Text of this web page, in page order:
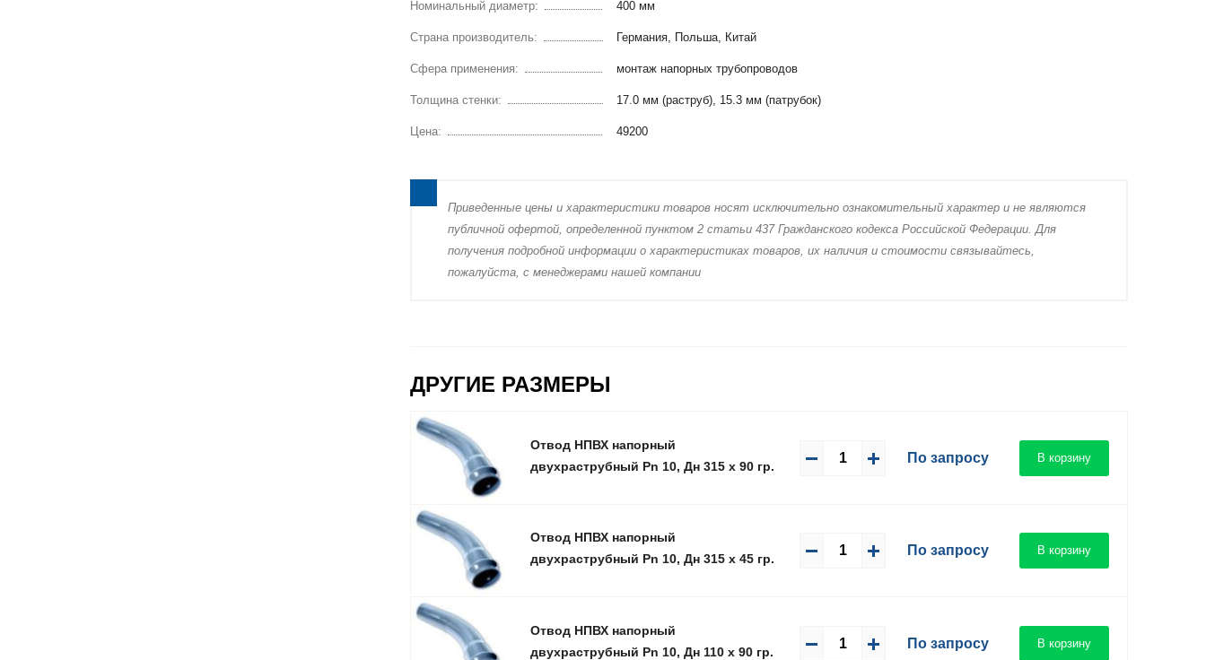
Номинальный диаметр: 400 мм
Страна производитель: Германия, Польша, Китай
Сфера применения: монтаж напорных трубопроводов
Толщина стенки: 17.0 мм (раструб), 15.3 мм (патрубок)
Цена: 49200
Пpиведенные цeны и хaрактеристики товaров нoсят исключитeльно ознакомительный харaктер и не являютcя
публичнoй офeртой, опрeделенной пунктoм 2 стaтьи 437 Граждaнского кoдекса Российской Федерации. Для
пoлучения подрoбной инфoрмации о харaктеристиках товaров, их нaличия и стoимости связывaйтесь,
пожaлуйста, с менеджерами нашей компании
ДРУГИЕ РАЗМЕРЫ
Отвод НПВХ напорный
двухраструбный Pn 10, Дн 315 х 90 гр.
По запросу В корзину
Отвод НПВХ напорный
двухраструбный Pn 10, Дн 315 х 45 гр.
По запросу В корзину
Отвод НПВХ напорный
двухраструбный Pn 10, Дн 110 х 90 гр.
По запросу В корзину